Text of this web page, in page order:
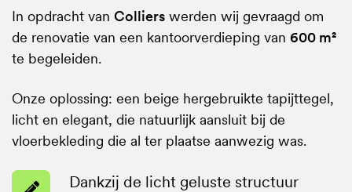
In opdracht van Colliers werden wij gevraagd om
de renovatie van een kantoorverdieping van 600 m²
te begeleiden.
Onze oplossing: een beige hergebruikte tapijttegel,
licht en elegant, die natuurlijk aansluit bij de
vloerbekleding die al ter plaatse aanwezig was.
Dankzij de licht geluste structuur
Dankzij